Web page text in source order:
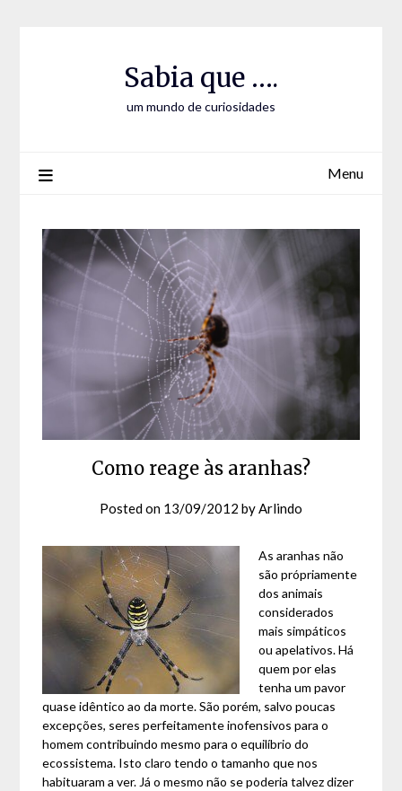
Sabia que ….
um mundo de curiosidades
Menu
Como reage às aranhas?
Posted on 13/09/2012 byArlindo
As aranhas não
são própriamente
dos animais
considerados
mais simpáticos
ou apelativos. Há
quem por elas
tenha um pavor
quase idêntico ao da morte. São porém, salvo poucas
excepções, seres perfeitamente inofensivos para o
homem contribuindo mesmo para o equilíbrio do
ecossistema. Isto claro tendo o tamanho que nos
habituaram a ver. Já o mesmo não se poderia talvez dizer